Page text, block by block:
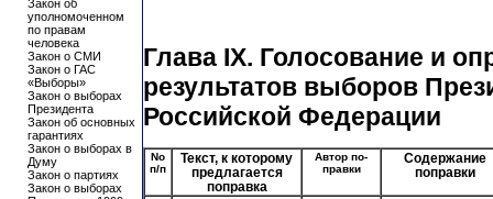
Закон об
уполномоченном
по правам
человека
Закон о СМИ
Закон о ГАС
«Выборы»
Закон о выборах
Президента
Закон об основных
гарантиях
Закон о выборах в
Думу
Закон о партиях
Закон о выборах
Глава IХ. Голосование и
результатов выборов
Российской Федерации
No
п/п
Текст, к которому
предлагается
поправка
Автор по-
правки
Содержание
поправки